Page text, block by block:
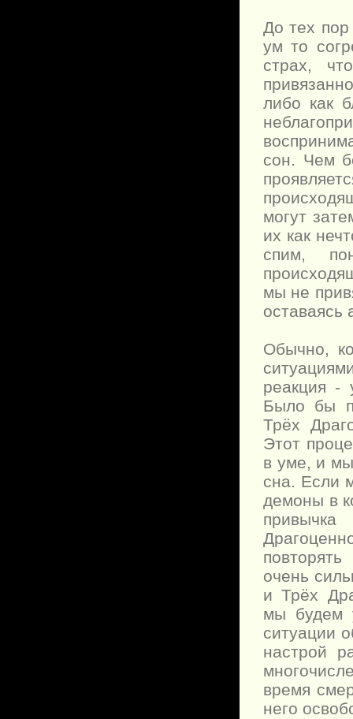
До тех
ум то
страх,
либо как
сон. Чем
могут
их как
спим,
мы не
Обычно,
реакция -
Было бы
Трёх
Этот
в уме, и
сна. Если
демоны в
очень
и Трёх
мы будем
ситуации
настрой
время
него